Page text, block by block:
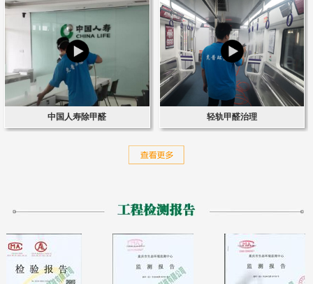
中国人寿除甲醛 轻轨甲醛治理